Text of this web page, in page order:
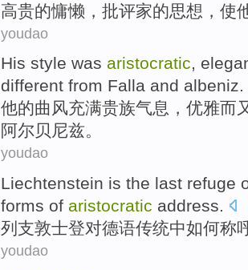
高贵的慵懒 ， 批评家的思想 ， 使
youdao
His style was aristocratic,
different from Falla and albeniz.
他的曲风充满贵族气息， 优雅而
阿尔贝尼兹。
youdao
Liechtenstein is the last refuge
forms of aristocratic address.
列支敦士登对德语传统中如何称
youdao